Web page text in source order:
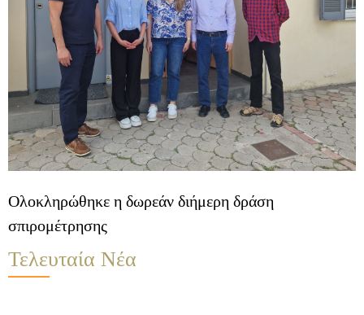
Ολοκληρώθηκε η δωρεάν διήμερη δράση
σπιρομέτρησης
Τελευταία Νέα